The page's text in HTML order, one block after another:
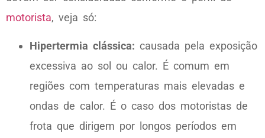
motorista, veja só:
Hipertermia clássica: causada pela exposição
excessiva ao sol ou calor. É comum em
regiões com temperaturas mais elevadas e
ondas de calor. É o caso dos motoristas de
frota que dirigem por longos períodos em